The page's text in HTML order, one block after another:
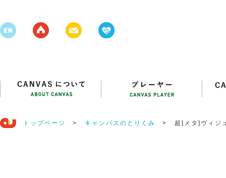
トップページ > キャンバスのとりくみ > 超[メタ]ヴィジ